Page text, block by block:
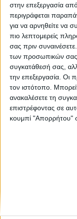
στην επεξεργασία
περιγράφεται
για να αρνηθείτε να
πιο λεπτομερείς
σας πριν συναινέσετε.
των προσωπικών σας
συγκατάθεσή σας,
την επεξεργασία. Οι
τον ιστότοπο.
ανακαλέσετε τη
επιστρέφοντας σε
κουμπί "Απορρήτου"
S1GP: Η
2025 στο
Το Trophy of
συγκινήσεις και
κυριαρχεί στη
οδήγησε την
Νέα Μοντέλα
Kawasaki W230 /
σε μικρά κυβικά
Με ένα ελαφρώς